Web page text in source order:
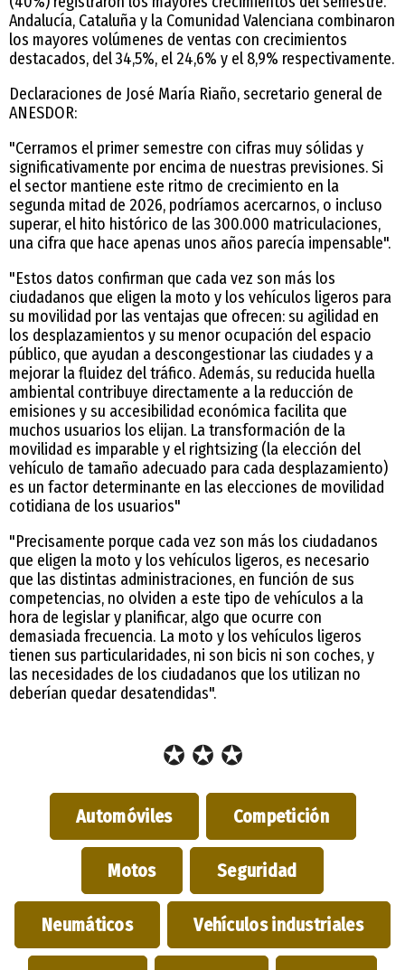
Andalucía, Cataluña y la Comunidad Valenciana combinaron
los mayores volúmenes de ventas con crecimientos
destacados, del 34,5%, el 24,6% y el 8,9% respectivamente.
Declaraciones de José María Riaño, secretario general de
ANESDOR:
"Cerramos el primer semestre con cifras muy sólidas y
significativamente por encima de nuestras previsiones. Si
el sector mantiene este ritmo de crecimiento en la
segunda mitad de 2026, podríamos acercarnos, o incluso
superar, el hito histórico de las 300.000 matriculaciones,
una cifra que hace apenas unos años parecía impensable".
"Estos datos confirman que cada vez son más los
ciudadanos que eligen la moto y los vehículos ligeros para
su movilidad por las ventajas que ofrecen: su agilidad en
los desplazamientos y su menor ocupación del espacio
público, que ayudan a descongestionar las ciudades y a
mejorar la fluidez del tráfico. Además, su reducida huella
ambiental contribuye directamente a la reducción de
emisiones y su accesibilidad económica facilita que
muchos usuarios los elijan. La transformación de la
movilidad es imparable y el rightsizing (la elección del
vehículo de tamaño adecuado para cada desplazamiento)
es un factor determinante en las elecciones de movilidad
cotidiana de los usuarios"
"Precisamente porque cada vez son más los ciudadanos
que eligen la moto y los vehículos ligeros, es necesario
que las distintas administraciones, en función de sus
competencias, no olviden a este tipo de vehículos a la
hora de legislar y planificar, algo que ocurre con
demasiada frecuencia. La moto y los vehículos ligeros
tienen sus particularidades, ni son bicis ni son coches, y
las necesidades de los ciudadanos que los utilizan no
deberían quedar desatendidas".
✪ ✪ ✪
Automóviles Competición
Motos Seguridad
Neumáticos Vehículos industriales